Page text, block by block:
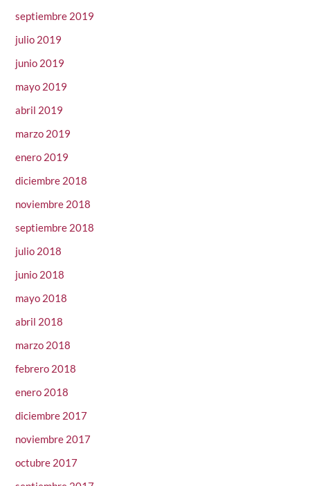
septiembre 2019
julio 2019
junio 2019
mayo 2019
abril 2019
marzo 2019
enero 2019
diciembre 2018
noviembre 2018
septiembre 2018
julio 2018
junio 2018
mayo 2018
abril 2018
marzo 2018
febrero 2018
enero 2018
diciembre 2017
noviembre 2017
octubre 2017